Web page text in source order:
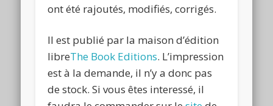
ont été rajoutés, modifiés, corrigés.
Il est publié par la maison d’édition
libreThe Book Editions. L’impression
est à la demande, il n’y a donc pas
de stock. Si vous êtes interessé, il